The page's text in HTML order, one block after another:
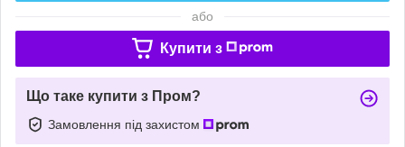
або
Купити з
Що таке купити з Пром?
Замовлення під захистом